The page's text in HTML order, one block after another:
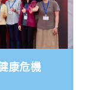
康危機